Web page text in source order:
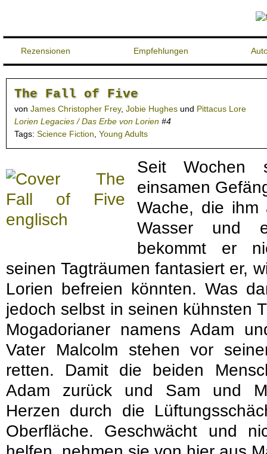
Rezensionen Empfehlungen
The Fall of Five
von James Christopher Frey, Jobie Hughes und Pittacus Lore
Lorien Legacies / Das Erbe von Lorien #4
Tags: Science Fiction, Young Adults
Seit
einsamen
Wache, die
Wasser und
bekommt er
seinen Tagträumen fantasiert er,
Lorien befreien könnten. Was
jedoch selbst in seinen kühnsten
Mogadorianer namens Adam
Vater Malcolm stehen vor
retten. Damit die beiden
Adam zurück und Sam und
Herzen durch die
Oberfläche. Geschwächt und